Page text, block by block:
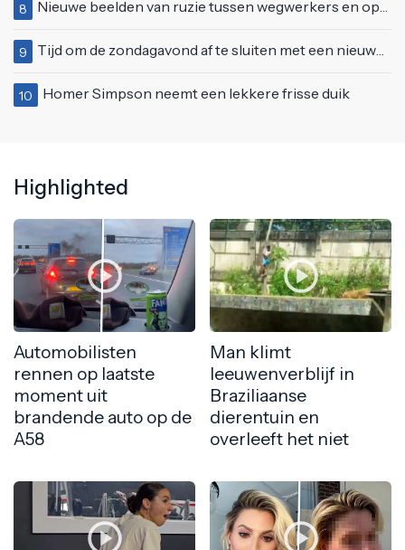
8 Nieuwe beelden van ruzie tussen wegwerkers en opgefokt mannetje met telefoon
9 Tijd om de zondagavond af te sluiten met een nieuwe coubcompilatie
10 Homer Simpson neemt een lekkere frisse duik
Highlighted
Automobilisten
rennen op laatste
moment uit
brandende auto op de
A58
Man klimt
leeuwenverblijf in
Braziliaanse
dierentuin en
overleeft het niet